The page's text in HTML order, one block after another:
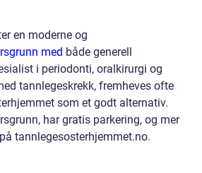
en moderne og
med både generell
i periodonti, oralkirurgi og
tannlegeskrekk, fremheves ofte
som et godt alternativ.
har gratis parkering, og mer
tannlegesosterhjemmet.no.